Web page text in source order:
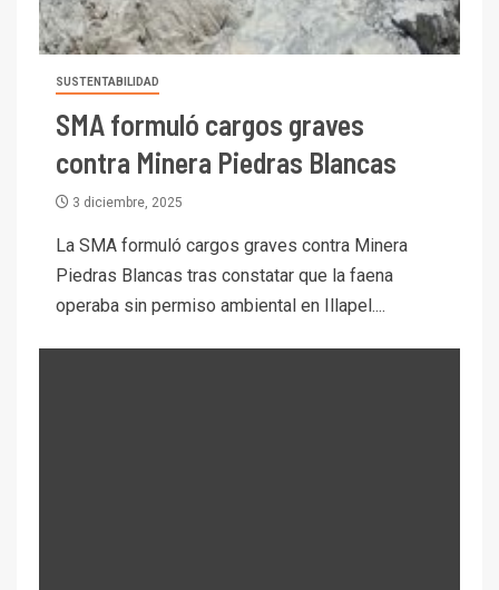
SUSTENTABILIDAD
SMA formuló cargos graves
contra Minera Piedras Blancas
3 diciembre, 2025
La SMA formuló cargos graves contra Minera
Piedras Blancas tras constatar que la faena
operaba sin permiso ambiental en Illapel....